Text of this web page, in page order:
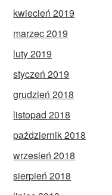
kwiecień 2019
marzec 2019
luty 2019
styczeń 2019
grudzień 2018
listopad 2018
październik 2018
wrzesień 2018
sierpień 2018